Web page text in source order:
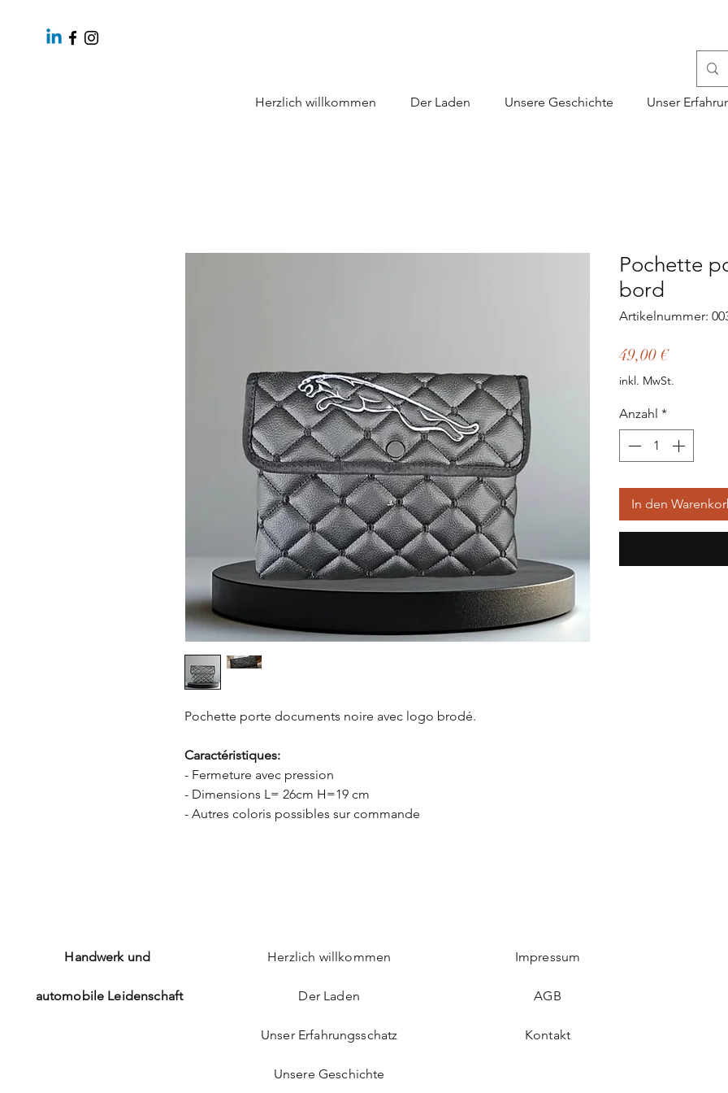
Herzlich willkommen Der Laden Unsere Geschichte Unser
Pochette porte documents noire avec logo brodé.
Caractéristiques:
- Fermeture avec pression
- Dimensions L= 26cm H=19 cm
- Autres coloris possibles sur commande
Pochette
bord
Artikelnummer:
49,00 €Preis
inkl. MwSt.
Anzahl *
In den
Handwerk und
automobile Leidenschaft
Herzlich willkommen
Der Laden
Unser Erfahrungsschatz
Unsere Geschichte
Impressum
AGB
Kontakt